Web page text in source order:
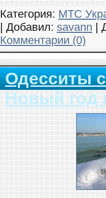
Категория: МТС
| Добавил: savann |
Комментарии (0)
Одесситы
Новый год